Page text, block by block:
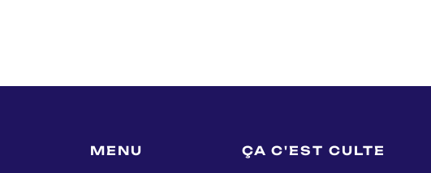
MENU ÇA C'EST CULTE